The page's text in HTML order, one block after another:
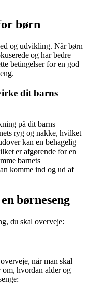
børn
og udvikling. Når børn
og har bedre
betingelser for en god
dit barns
på dit barns
ryg og nakke, hvilket
kan en behagelig
er afgørende for en
barnets
komme ind og ud af
børneseng
du skal overveje:
når man skal
hvordan alder og